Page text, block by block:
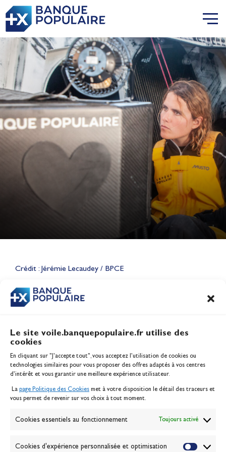
Le site voile.banquepopulaire.fr utilise des
cookies
En cliquant sur "J'accepte tout", vous acceptez l’utilisation de cookies ou
technologies similaires pour vous proposer des offres adaptés à vos centres
d’intérêt et vous garantir une meilleure expérience utilisateur.
La page Politique des Cookies met à votre disposition le détail des traceurs et
vous permet de revenir sur vos choix à tout moment.
Cookies essentiels au fonctionnement Toujours activé
Cookies d'expérience personnalisée et optimisation
Crédit : Jérémie Lecaudey / BPCE
CONTENU
Lauriane Nolot en or à Long
Jeux Olympiques 2028
Inscription serveur média
Contact
Politique des cookies
Banque de la voile
Passion Voile TV